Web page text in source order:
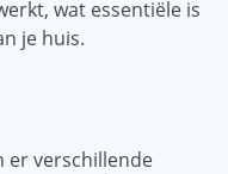
wat essentiële is
je huis.
er verschillende